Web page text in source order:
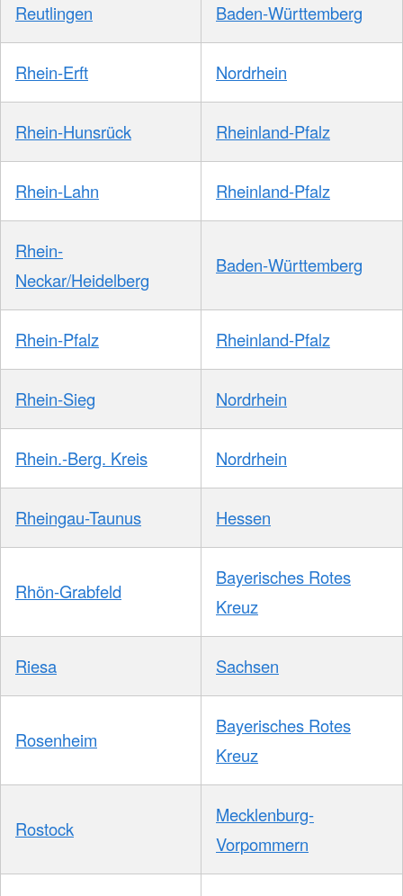
Reutlingen Baden-Württemberg
Rhein-Erft Nordrhein
Rhein-Hunsrück Rheinland-Pfalz
Rhein-Lahn Rheinland-Pfalz
Rhein-
Neckar/Heidelberg
Baden-Württemberg
Rhein-Pfalz Rheinland-Pfalz
Rhein-Sieg Nordrhein
Rhein.-Berg. Kreis Nordrhein
Rheingau-Taunus Hessen
Rhön-Grabfeld
Bayerisches Rotes
Kreuz
Riesa Sachsen
Rosenheim
Bayerisches Rotes
Kreuz
Rostock
Mecklenburg-
Vorpommern